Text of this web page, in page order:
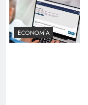
ECONOMÍA